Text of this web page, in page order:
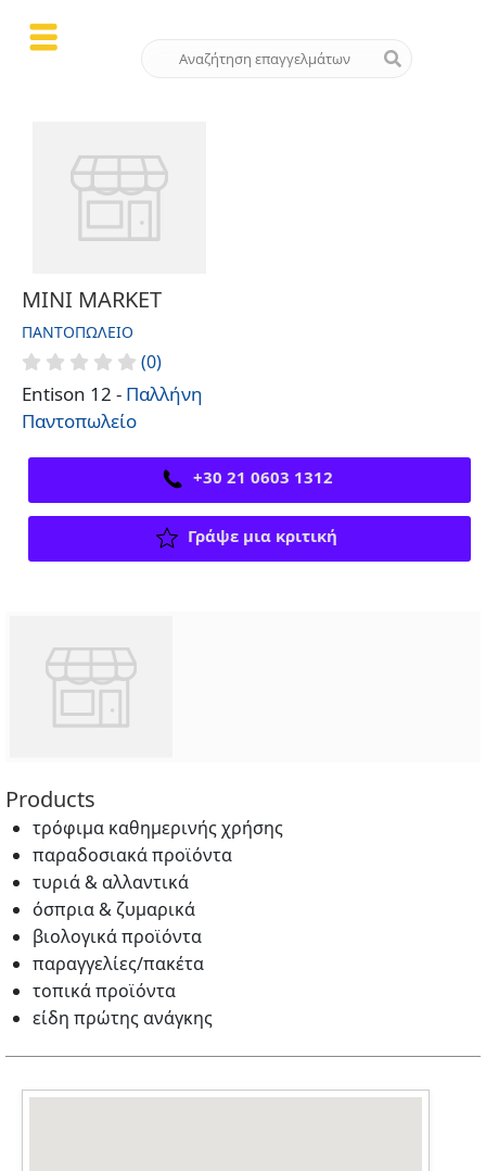
MINI MARKET
ΠΑΝΤΟΠΩΛΕΊΟ
(0)
Entison 12 - Παλλήνη
Παντοπωλείο
+30 21 0603 1312
Γράψε μια κριτική
Products
τρόφιμα καθημερινής χρήσης
παραδοσιακά προϊόντα
τυριά & αλλαντικά
όσπρια & ζυμαρικά
βιολογικά προϊόντα
παραγγελίες/πακέτα
τοπικά προϊόντα
είδη πρώτης ανάγκης